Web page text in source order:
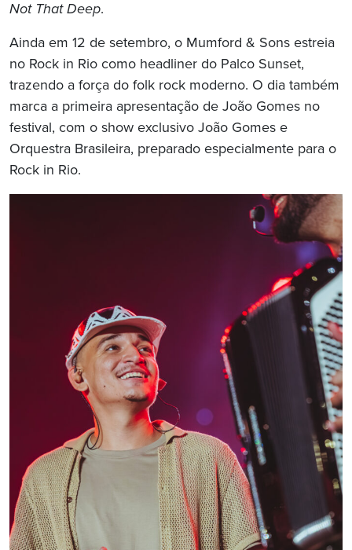
Not That Deep.
Ainda em 12 de setembro, o Mumford & Sons estreia
no Rock in Rio como headliner do Palco Sunset,
trazendo a força do folk rock moderno. O dia também
marca a primeira apresentação de João Gomes no
festival, com o show exclusivo João Gomes e
Orquestra Brasileira, preparado especialmente para o
Rock in Rio.